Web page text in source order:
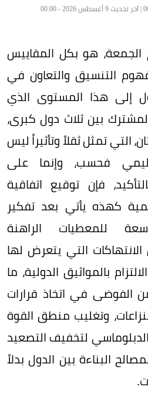
هو بكل المقاييس
التنسيق والتعاون في
إلى هذا المستوى الذي
بين ثلاث دول كبرى،
التي تمثل ثقلاً وتأثيراً ليس
فحسب، وإنما على
فإن توقيع اتفاقية
كهذه يأتي بعد تفكير
للمعطيات الراهنة
التي يتعرض لها
بالمواثيق الدولية، ما
الفوضى في اتخاذ قرارات
وتغليب منطق القوة
لتخفيف التصعيد
البناءة بين الدول بدلاً